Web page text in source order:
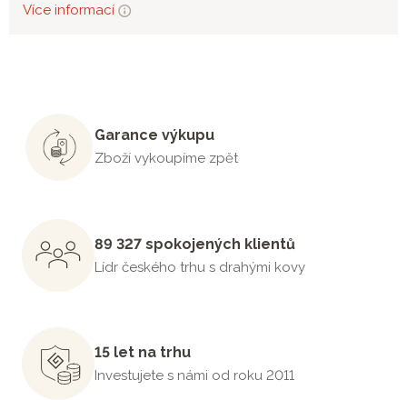
Více informací
Garance výkupu
Zboží vykoupíme zpět
89 327 spokojených klientů
Lídr českého trhu s drahými kovy
15 let na trhu
Investujete s námi od roku 2011